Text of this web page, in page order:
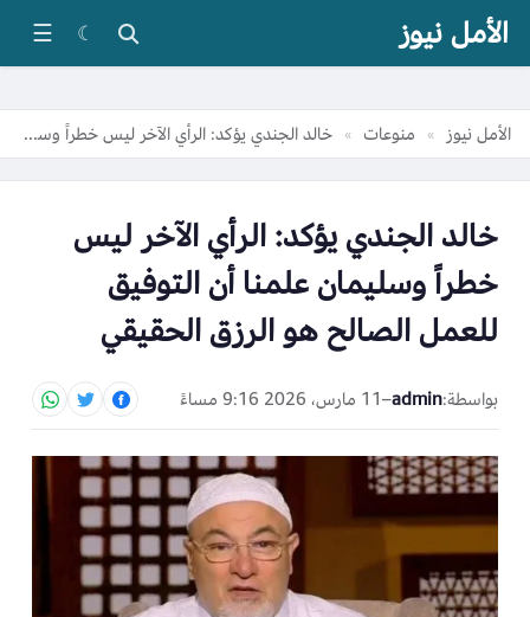
الأمل نيوز ☾
☰
الأمل نيوز » منوعات » خالد الجندي يؤكد: الرأي الآخر ليس خطراً وسليمان علمنا أن التوفيق للعمل الصالح هو الرزق الحقيقي
خالد الجندي يؤكد: الرأي الآخر ليس
خطراً وسليمان علمنا أن التوفيق
للعمل الصالح هو الرزق الحقيقي
بواسطة:admin
–11 مارس، 2026 9:16 مساءً